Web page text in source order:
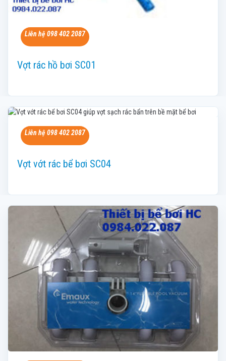
Liên hệ 098 402 2087
Vợt rác hồ bơi SC01
Liên hệ 098 402 2087
Vợt vớt rác bể bơi SC04